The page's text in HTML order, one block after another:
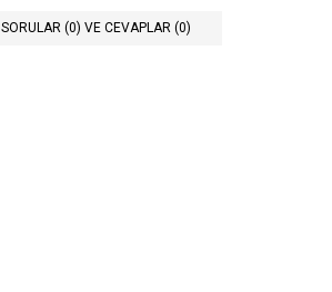
SORULAR (0) VE CEVAPLAR (0)